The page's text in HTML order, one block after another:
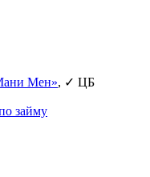
Мен», ✓ ЦБ
займу